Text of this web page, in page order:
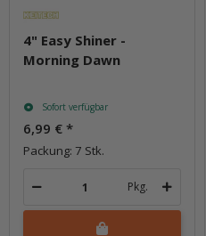
4" Easy Shiner -
Morning Dawn
Sofort verfügbar
6,99 € *
Packung: 7 Stk.
Pkg.